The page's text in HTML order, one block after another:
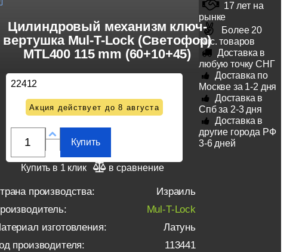
Цилиндровый механизм ключ-
вертушка Mul-T-Lock (Светофор)
MTL400 115 mm (60+10+45)
22412
Акция действует до 8 августа
Купить
Купить в 1 клик в сравнение
производства:
Израиль
Mul-T-Lock
изготовления:
Латунь
производителя:
113441
17 лет на
рынке
Более 20
тыс. товаров
Доставка в
любую точку СНГ
Доставка по
Москве за 1-2 дня
Доставка в
Спб за 2-3 дня
Доставка в
другие города РФ
3-6 дней